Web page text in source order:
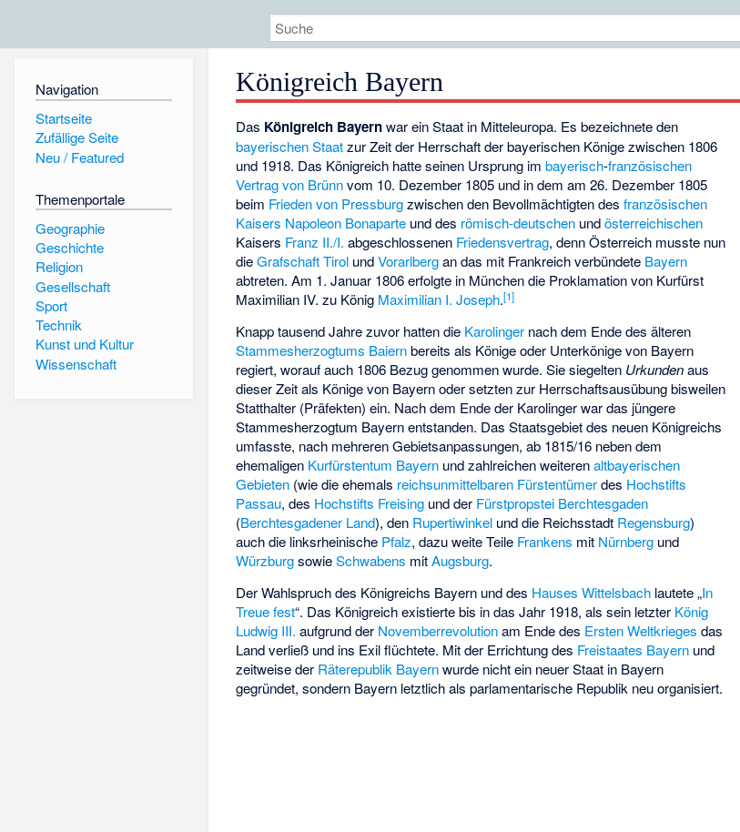
Navigation
Startseite
Zufällige Seite
Neu / Featured
Themenportale
Geographie
Geschichte
Religion
Gesellschaft
Sport
Technik
Kunst und Kultur
Wissenschaft
Königreich Bayern
Das Königreich Bayernwar ein Staat in Mitteleuropa. Es bezeichnete den
bayerischen Staatzur Zeit der Herrschaft der bayerischen Könige zwischen 1806
und 1918. Das Königreich hatte seinen Ursprung imbayerisch-französischen
Vertrag von Brünnvom 10. Dezember 1805 und in dem am 26. Dezember 1805
beim Frieden von Pressburgzwischen den Bevollmächtigten desfranzösischen
Kaisers Napoleon Bonaparte und des römisch-deutschen undösterreichischen
Kaisers Franz II./I. abgeschlossenen Friedensvertrag, denn Österreich musste nun
dieGrafschaft Tirol undVorarlbergan das mit Frankreich verbündete Bayern
abtreten. Am 1. Januar 1806 erfolgte in München die Proklamation von Kurfürst
Maximilian IV. zu König Maximilian I. Joseph.[1]
Knapp tausend Jahre zuvor hatten die Karolinger nach dem Ende des älteren
Stammesherzogtums Baiernbereits als Könige oder Unterkönige von Bayern
regiert, worauf auch 1806 Bezug genommen wurde. Sie siegelten Urkundenaus
dieser Zeit als Könige von Bayern oder setzten zur Herrschaftsausübung bisweilen
Statthalter (Präfekten) ein. Nach dem Ende der Karolinger war das jüngere
Stammesherzogtum Bayern entstanden. Das Staatsgebiet des neuen Königreichs
umfasste, nach mehreren Gebietsanpassungen, ab 1815/16 neben dem
ehemaligen Kurfürstentum Bayern und zahlreichen weiterenaltbayerischen
Gebieten (wie die ehemals reichsunmittelbaren Fürstentümerdes Hochstifts
Passau, des Hochstifts Freising und der Fürstpropstei Berchtesgaden
(Berchtesgadener Land), den Rupertiwinkel und die Reichsstadt Regensburg)
auch die linksrheinische Pfalz, dazu weite Teile Frankens mit Nürnberg und
WürzburgsowieSchwabens mitAugsburg.
Der Wahlspruch des Königreichs Bayern und des Hauses Wittelsbach lautete „In
Treue fest“. Das Königreich existierte bis in das Jahr 1918, als sein letzter König
Ludwig III. aufgrund der Novemberrevolutionam Ende des Ersten Weltkrieges das
Land verließ und ins Exil flüchtete. Mit der Errichtung des Freistaates Bayern und
zeitweise der Räterepublik Bayernwurde nicht ein neuer Staat in Bayern
gegründet, sondern Bayern letztlich alsparlamentarische Republik neu organisiert.